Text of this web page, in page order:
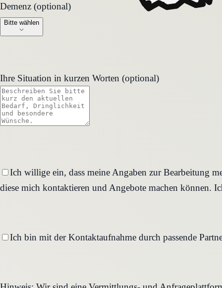
Demenz (optional)
Demenz (optional)
Bitte wählen
Ihre Situation in kurzen Worten (optional)
Ich willige ein, dass meine Angaben zur Bearbeitung
diese mich kontaktieren und Angebote machen können.
Ich bin mit der Kontaktaufnahme durch passende